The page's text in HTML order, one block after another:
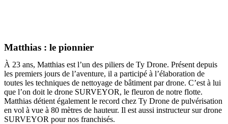
Matthias : le pionnier
À 23 ans, Matthias est l’un des piliers de Ty Drone. Présent depuis
les premiers jours de l’aventure, il a participé à l’élaboration de
toutes les techniques de nettoyage de bâtiment par drone. C’est à lui
que l’on doit le drone SURVEYOR, le fleuron de notre flotte.
Matthias détient également le record chez Ty Drone de pulvérisation
en vol à vue à 80 mètres de hauteur. Il est aussi instructeur sur drone
SURVEYOR pour nos franchisés.